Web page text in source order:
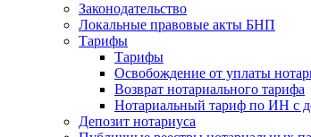
Законодательство
Локальные правовые акты БНП
Тарифы
Тарифы
Освобождение от уплаты
Возврат нотариального тарифа
Нотариальный тариф по ИН с
Депозит нотариуса